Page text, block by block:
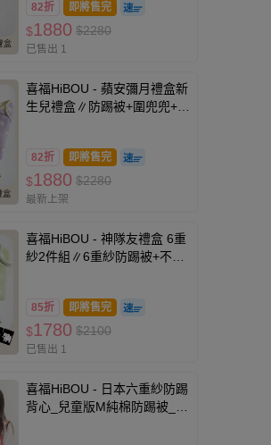
被：寶貝粉+其他商品配色出
貨)
82折 即將售完
$1880 $2280
已售出 1
喜福HiBOU - 蘋安彌月禮盒新
生兒禮盒∥防踢被+圍兜兜+福
被：香香紫+其他商品配色出
貨)
82折 即將售完
$1880 $2280
最新上架
喜福HiBOU - 神隊友禮盒 6重
紗2件組∥6重紗防踢被+不著
+其他商品配色出貨)
85折 即將售完
$1780 $2100
已售出 1
喜福HiBOU - 日本六重紗防踢
背心_兒童版M純棉防踢被_四